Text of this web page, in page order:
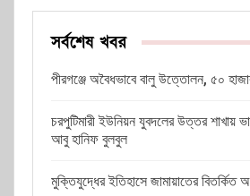
সর্বশেষ খবর
পীরগঞ্জে অবৈধভাবে বালু উত্তোলন, ৫০
চরপুটিমারী ইউনিয়ন যুবদলের উত্তর শাখায়
আবু হানিফ বুলবুল
মুক্তিযুদ্ধের ইতিহাসে জামায়াতের বিতর্কিত